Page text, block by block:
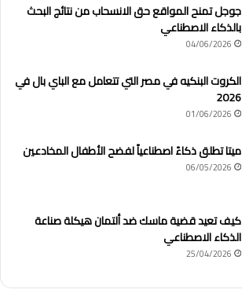
جوجل تمنح المواقع حق الانسحاب من نتائج البحث
بالذكاء الاصطناعي
04/06/2026
الكروت البنكيه في مصر التي تتعامل مع الباي بال في
2026
01/06/2026
ميتا تطلق ذكاءً اصطناعياً لفضح الأطفال المخادعين
06/05/2026
كيف تعيد قضية ماسك ضد ألتمان هيكلة صناعة
الذكاء الاصطناعي
25/04/2026